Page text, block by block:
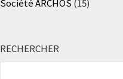
RECHERCHER